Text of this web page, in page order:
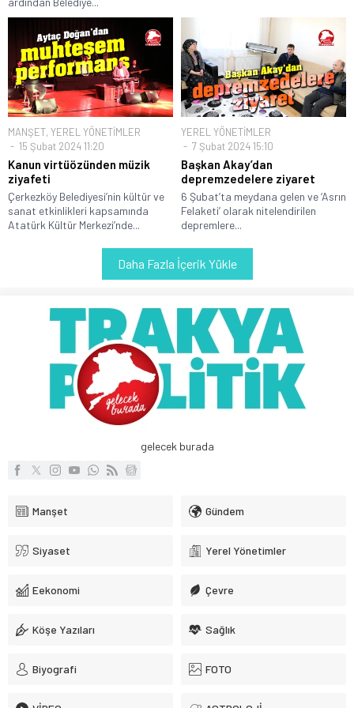
MANŞET, YEREL YÖNETİMLER
15 Şubat 2024 11:20
Kanun virtüözünden müzik
ziyafeti
Çerkezköy Belediyesi’nin kültür ve
sanat etkinlikleri kapsamında
Atatürk Kültür Merkezi’nde...
YEREL YÖNETİMLER
7 Şubat 2024 15:10
Başkan Akay’dan
depremzedelere ziyaret
6 Şubat’ta meydana gelen ve ‘Asrın
Felaketi’ olarak nitelendirilen
depremlere...
Daha Fazla İçerik Yükle
gelecek burada
Manşet Gündem
Siyaset Yerel Yönetimler
Eekonomi Çevre
Köşe Yazıları Sağlık
Biyografi FOTO